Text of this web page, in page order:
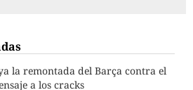
la remontada del Barça contra el
a los cracks